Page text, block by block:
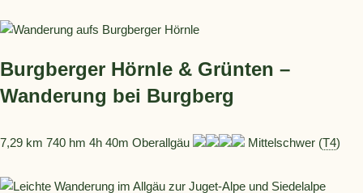
Burgberger Hörnle & Grünten –
Wanderung bei Burgberg
7,29 km 740 hm 4h 40m Oberallgäu Mittelschwer (T4)